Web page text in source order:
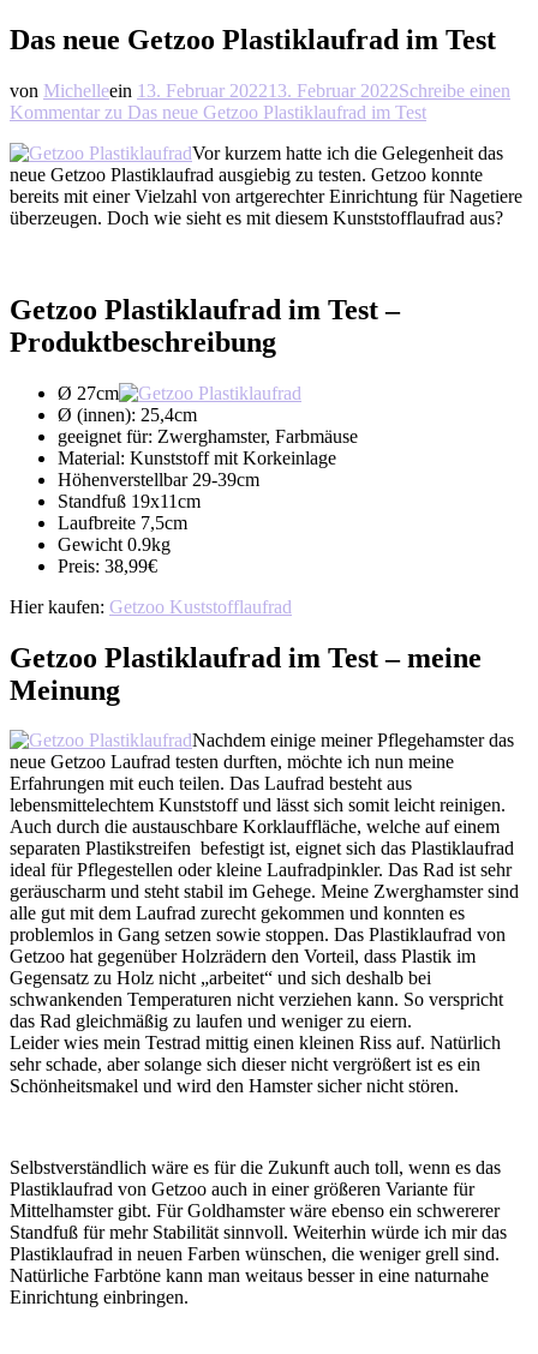
Das neue Getzoo Plastiklaufrad im Test
von Michelleein 13. Februar 202213. Februar 2022Schreibe einen
Kommentar zu Das neue Getzoo Plastiklaufrad im Test
Vor kurzem hatte ich die Gelegenheit das
neue Getzoo Plastiklaufrad ausgiebig zu testen. Getzoo konnte
bereits mit einer Vielzahl von artgerechter Einrichtung für Nagetiere
überzeugen. Doch wie sieht es mit diesem Kunststofflaufrad aus?
Getzoo Plastiklaufrad im Test –
Produktbeschreibung
Ø 27cm
Ø (innen): 25,4cm
geeignet für: Zwerghamster, Farbmäuse
Material: Kunststoff mit Korkeinlage
Höhenverstellbar 29-39cm
Standfuß 19x11cm
Laufbreite 7,5cm
Gewicht 0.9kg
Preis: 38,99€
Hier kaufen: Getzoo Kuststofflaufrad
Getzoo Plastiklaufrad im Test – meine
Meinung
Nachdem einige meiner Pflegehamster das
neue Getzoo Laufrad testen durften, möchte ich nun meine
Erfahrungen mit euch teilen. Das Laufrad besteht aus
lebensmittelechtem Kunststoff und lässt sich somit leicht reinigen.
Auch durch die austauschbare Korklauffläche, welche auf einem
separaten Plastikstreifen befestigt ist, eignet sich das Plastiklaufrad
ideal für Pflegestellen oder kleine Laufradpinkler. Das Rad ist sehr
geräuscharm und steht stabil im Gehege. Meine Zwerghamster sind
alle gut mit dem Laufrad zurecht gekommen und konnten es
problemlos in Gang setzen sowie stoppen. Das Plastiklaufrad von
Getzoo hat gegenüber Holzrädern den Vorteil, dass Plastik im
Gegensatz zu Holz nicht „arbeitet“ und sich deshalb bei
schwankenden Temperaturen nicht verziehen kann. So verspricht
das Rad gleichmäßig zu laufen und weniger zu eiern.
Leider wies mein Testrad mittig einen kleinen Riss auf. Natürlich
sehr schade, aber solange sich dieser nicht vergrößert ist es ein
Schönheitsmakel und wird den Hamster sicher nicht stören.
Selbstverständlich wäre es für die Zukunft auch toll, wenn es das
Plastiklaufrad von Getzoo auch in einer größeren Variante für
Mittelhamster gibt. Für Goldhamster wäre ebenso ein schwererer
Standfuß für mehr Stabilität sinnvoll. Weiterhin würde ich mir das
Plastiklaufrad in neuen Farben wünschen, die weniger grell sind.
Natürliche Farbtöne kann man weitaus besser in eine naturnahe
Einrichtung einbringen.